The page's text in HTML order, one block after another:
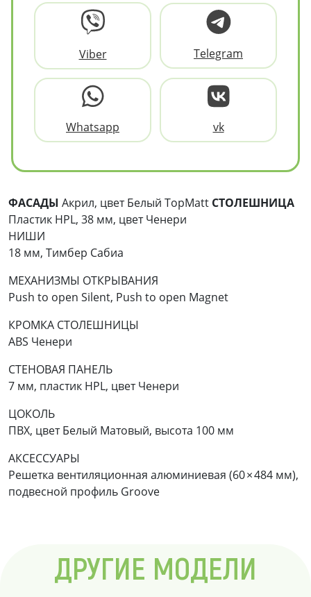
Viber Telegram
Whatsapp vk
ФАСАДЫ Акрил, цвет Белый TopMatt СТОЛЕШНИЦА
Пластик HPL, 38 мм, цвет Ченери
НИШИ
18 мм, Тимбер Сабиа
МЕХАНИЗМЫ ОТКРЫВАНИЯ
Push to open Silent, Push to open Magnet
КРОМКА СТОЛЕШНИЦЫ
ABS Ченери
СТЕНОВАЯ ПАНЕЛЬ
7 мм, пластик HPL, цвет Ченери
ЦОКОЛЬ
ПВХ, цвет Белый Матовый, высота 100 мм
АКСЕССУАРЫ
Решетка вентиляционная алюминиевая (60 × 484 мм),
подвесной профиль Groove
ДРУГИЕ МОДЕЛИ